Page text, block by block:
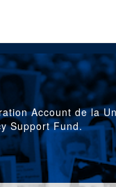
Account de la
Support Fund.